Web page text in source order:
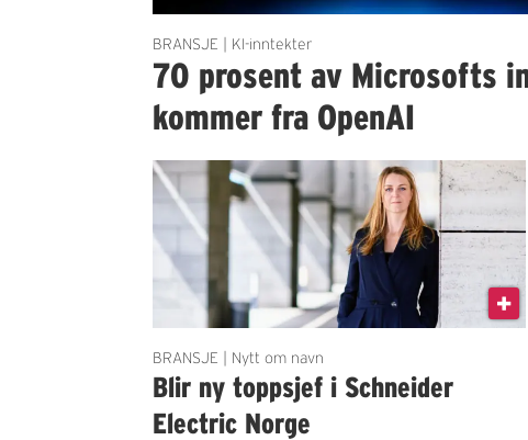
BRANSJE | KI-inntekter
70 prosent av Microsofts
kommer fra OpenAI
BRANSJE | Nytt om navn
Blir ny toppsjef i Schneider
Electric Norge